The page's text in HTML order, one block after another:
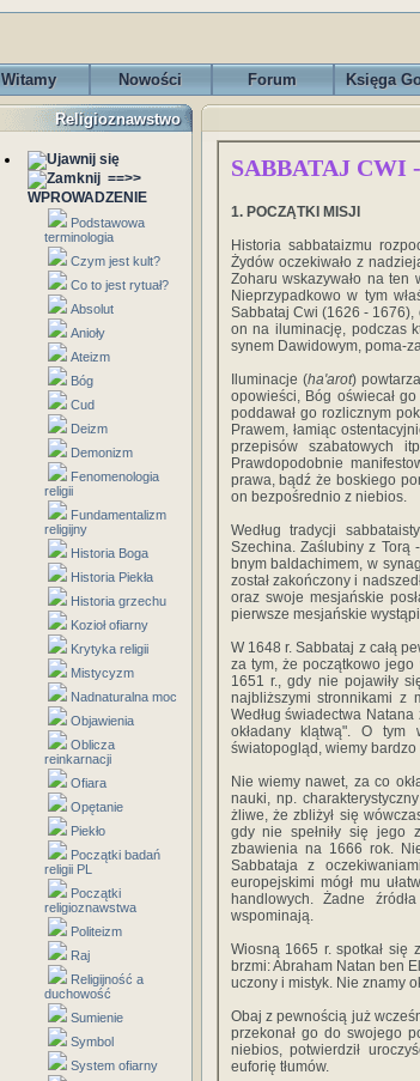
Witamy Nowości Forum Księga
Religioznawstwo
==>>
WPROWADZENIE
Podstawowa
terminologia
Czym jest kult?
Co to jest rytuał?
Absolut
Anioły
Ateizm
Bóg
Cud
Deizm
Demonizm
Fenomenologia
religii
Fundamentalizm
religijny
Historia Boga
Historia Piekła
Historia grzechu
Kozioł ofiarny
Krytyka religii
Mistycyzm
Nadnaturalna moc
Objawienia
Oblicza
reinkarnacji
Ofiara
Opętanie
Piekło
Początki badań
religii PL
Początki
religioznawstwa
Politeizm
Raj
Religijność a
duchowość
Sumienie
Symbol
System ofiarny
SABBATAJ CWI
1. POCZĄTKI MISJI
Historia sabbataizmu
Żydów oczekiwało z
Zoharu wskazywało na ten
Nieprzypadkowo w tym
Sabbataj Cwi (1626 - 1676),
on na iluminację, podczas
synem Dawidowym, poma-
Iluminacje (ha'arot)
opowieści, Bóg oświecał
poddawał go rozlicznym
Prawem, łamiąc
przepisów szabatowych
Prawdopodobnie
prawa, bądź że boskiego
on bezpośrednio z niebios.
Według tradycji
Szechina. Zaślubiny z Torą
bnym baldachimem, w
został zakończony i
oraz swoje mesjańskie
pierwsze mesjańskie
W 1648 r. Sabbataj z całą
za tym, że początkowo
1651 r., gdy nie pojawiły
najbliższymi stronnikami z
Według świadectwa
okładany klątwą". O tym
światopogląd, wiemy bardzo
Nie wiemy nawet, za co
nauki, np.
żliwe, że zbliżył się
gdy nie spełniły się jego
zbawienia na 1666 rok.
Sabbataja z
europejskimi mógł mu
handlowych. Żadne
wspominają.
Wiosną 1665 r. spotkał się
brzmi: Abraham Natan ben
uczony i mistyk. Nie znamy
Obaj z pewnością już
przekonał go do swojego
niebios, potwierdził
euforię tłumów.